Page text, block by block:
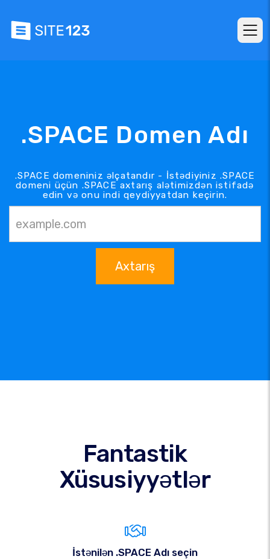
.SPACE Domen Adı
.SPACE domeniniz əlçatandır - İstədiyiniz .SPACE
domeni üçün .SPACE axtarış alətimizdən istifadə
edin və onu indi qeydiyyatdan keçirin.
Axtarış
Fantastik
Xüsusiyyətlər
İstənilən .SPACE Adı seçin